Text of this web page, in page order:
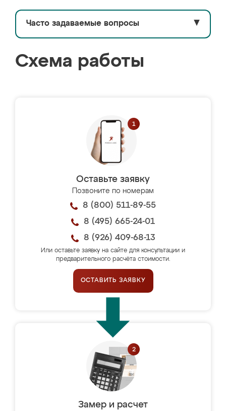
Часто задаваемые вопросы ▼
Схема работы
Оставьте заявку
Позвоните по номерам
8 (800) 511-89-55
8 (495) 665-24-01
8 (926) 409-68-13
Или оставьте заявку на сайте для консультации и
предварительного расчёта стоимости.
ОСТАВИТЬ ЗАЯВКУ
Замер и расчет